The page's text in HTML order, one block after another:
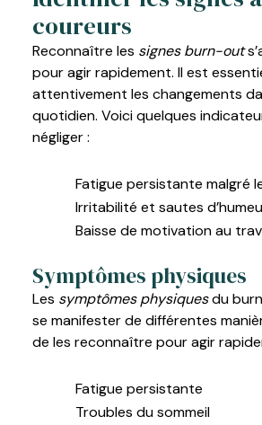
coureurs
Reconnaître les signes burn-out
pour agir rapidement. Il est
attentivement les changements
quotidien. Voici quelques
négliger :
Fatigue persistante malgré
Irritabilité et sautes
Baisse de motivation au
Symptômes physiques
Les symptômes physiquesdu
se manifester de différentes
de les reconnaître pour agir
Fatigue persistante
Troubles du sommeil